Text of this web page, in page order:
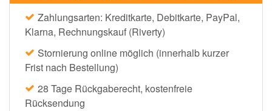
Zahlungsarten: Kreditkarte, Debitkarte, PayPal,
Klarna, Rechnungskauf (Riverty)
Stornierung online möglich (innerhalb kurzer
Frist nach Bestellung)
28 Tage Rückgaberecht, kostenfreie
Rücksendung